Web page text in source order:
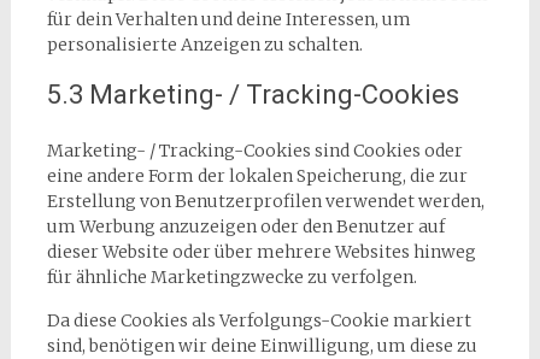
für dein Verhalten und deine Interessen, um
personalisierte Anzeigen zu schalten.
5.3 Marketing- / Tracking-Cookies
Marketing- / Tracking-Cookies sind Cookies oder
eine andere Form der lokalen Speicherung, die zur
Erstellung von Benutzerprofilen verwendet werden,
um Werbung anzuzeigen oder den Benutzer auf
dieser Website oder über mehrere Websites hinweg
für ähnliche Marketingzwecke zu verfolgen.
Da diese Cookies als Verfolgungs-Cookie markiert
sind, benötigen wir deine Einwilligung, um diese zu